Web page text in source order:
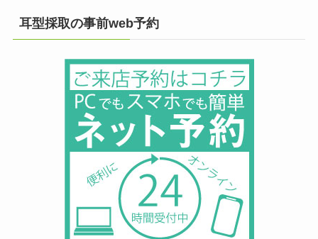
耳型採取の事前web予約